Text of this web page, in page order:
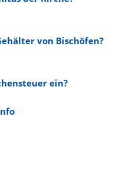
von Bischöfen?
ein?